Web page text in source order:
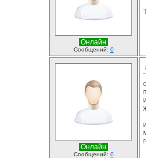
Онлайн
Сообщений: 0
Онлайн
Сообщений: 0